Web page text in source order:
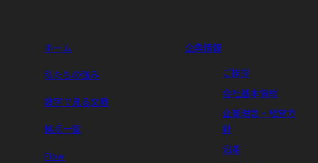
ホーム
私たちの強み
数字で見る文教
拠点一覧
Flow
企業情報
ご挨拶
会社基本情報
企業理念・経営方
針
沿革